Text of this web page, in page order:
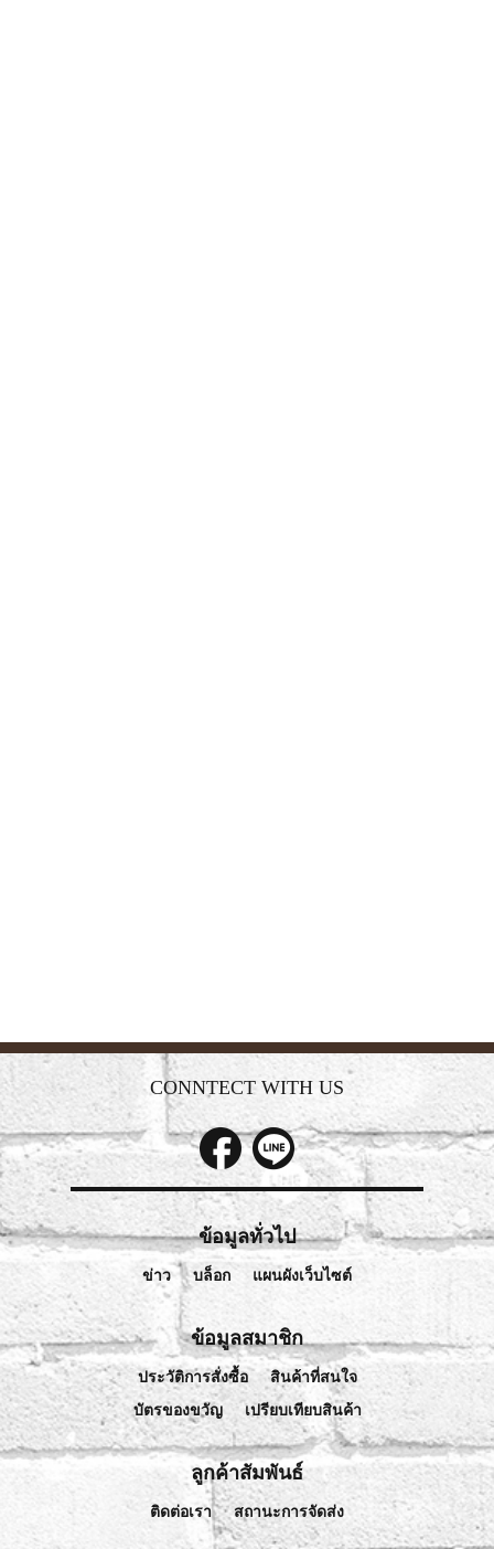
CONNTECT WITH US
ข้อมูลทั่วไป
ข่าว บล็อก แผนผังเว็บไซต์
ข้อมูลสมาชิก
ประวัติการสั่งซื้อ
สินค้าที่สนใจ
บัตรของขวัญ
เปรียบเทียบสินค้า
ลูกค้าสัมพันธ์
ติดต่อเรา สถานะการจัดส่ง